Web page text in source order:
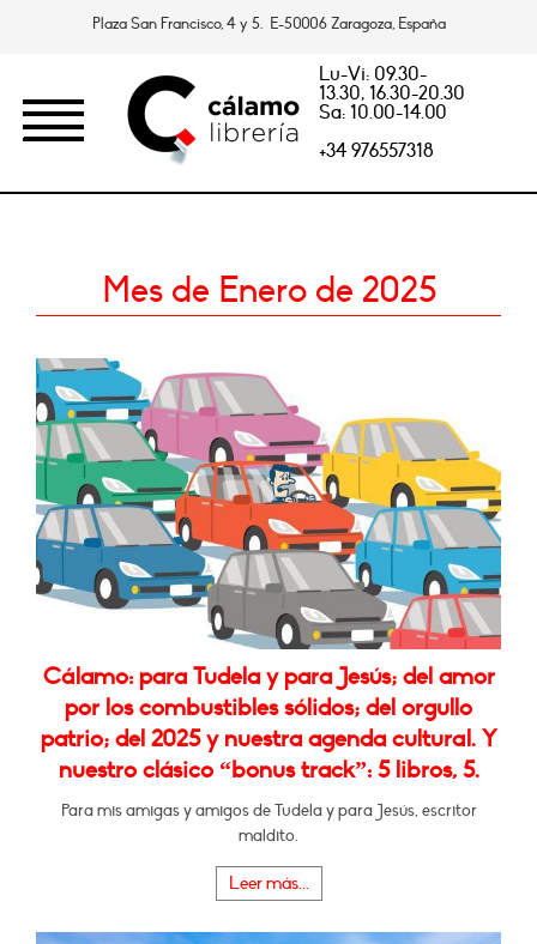
Plaza San Francisco, 4 y 5. E-50006 Zaragoza, España
Lu-Vi: 09.30-
13.30, 16.30-20.30
Sa: 10.00-14.00
+34 976557318
Mes de Enero de 2025
Cálamo: para Tudela y para Jesús; del amor
por los combustibles sólidos; del orgullo
patrio; del 2025 y nuestra agenda cultural. Y
nuestro clásico “bonus track”: 5 libros, 5.
Para mis amigas y amigos de Tudela y para Jesús, escritor
maldito.
Leer más...